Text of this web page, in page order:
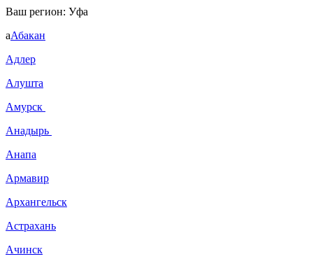
Ваш регион: Уфа
аАбакан
Адлер
Алушта
Амурск
Анадырь
Анапа
Армавир
Архангельск
Астрахань
Ачинск